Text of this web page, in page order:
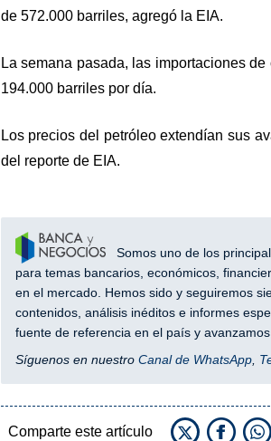
de 572.000 barriles, agregó la EIA.
La semana pasada, las importaciones
194.000 barriles por día.
Los precios del petróleo extendían sus
del reporte de EIA.
Somos uno de los
para temas bancarios, económicos,
en el mercado. Hemos sido y seguiremos
contenidos, análisis inéditos e informes
fuente de referencia en el país y
Síguenos en nuestro Canal de WhatsApp,
Comparte este artículo